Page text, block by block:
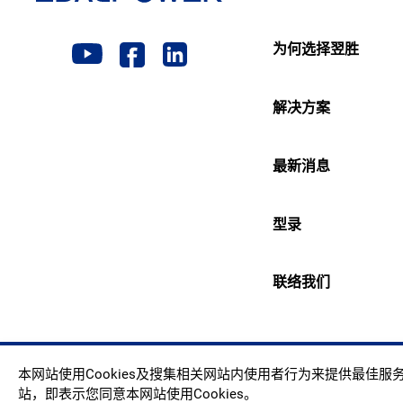
为何选择翌胜
解决方案
最新消息
型录
联络我们
本网站使用Cookies及搜集相关网站内使用者行为来提供最佳服
站，即表示您同意本网站使用Cookies。